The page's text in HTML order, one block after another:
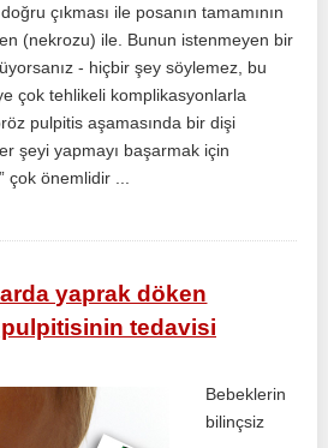
çıkması ile posanın tamamının
(nekrozu) ile. Bunun istenmeyen bir
- hiçbir şey söylemez, bu
çok tehlikeli komplikasyonlarla
pulpitis aşamasında bir dişi
şeyi yapmayı başarmak için
çok önemlidir ...
yaprak döken
tedavisi
Bebeklerin
bilinçsiz